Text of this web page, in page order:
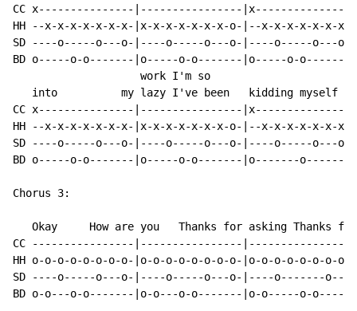
CC x---------------|----------------
HH --x-x-x-x-x-x-x-|x-x-x-x-x-x-x-o-|--x-x-x-x-x-x-
SD ----o-----o---o-|----o-----o---o-|----o-----o---o-
BD o-----o-o-------|o-----o-o-------|o-----o-
                    work I'm so
into          my lazy I've been   kidding myself
CC x---------------|----------------
HH --x-x-x-x-x-x-x-|x-x-x-x-x-x-x-o-|--x-x-x-x-x-x-
SD ----o-----o---o-|----o-----o---o-|----o-----o---
BD o-----o-o-------|o-----o-o-------|o-------
Chorus 3:
Okay     How are you   Thanks for asking Thanks
CC ----------------|----------------
HH o-o-o-o-o-o-o-o-|o-o-o-o-o-o-o-o-|o-o-o-o-o-o-o-
SD ----o-----o---o-|----o-----o---o-|----o-------
BD o-o---o-o-------|o-o---o-o-------|o-o-----o-